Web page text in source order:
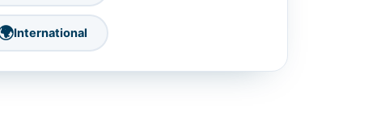
International